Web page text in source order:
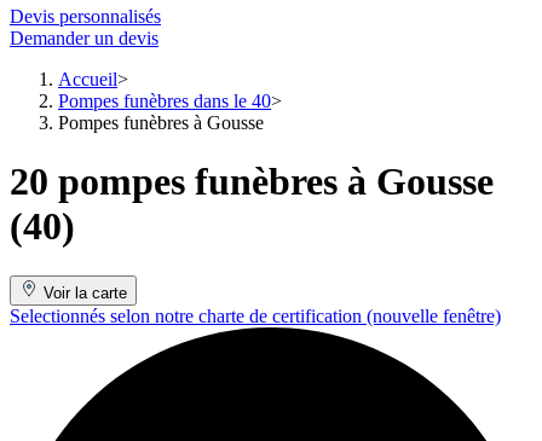
Devis personnalisés
Demander un devis
Accueil
Pompes funèbres dans le 40
Pompes funèbres à Gousse
20 pompes funèbres à Gousse
(40)
Voir la carte
Selectionnés selon notre charte de certification (nouvelle fenêtre)